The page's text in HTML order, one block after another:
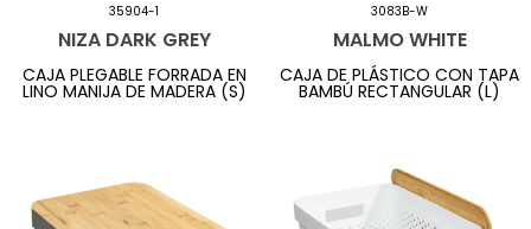
35904-1
NIZA DARK GREY
CAJA PLEGABLE FORRADA EN
LINO MANIJA DE MADERA (S)
3083B-W
MALMO WHITE
CAJA DE PLÁSTICO CON TAPA
BAMBÚ RECTANGULAR (L)